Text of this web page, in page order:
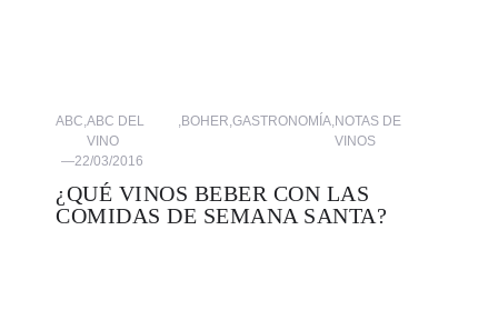
ABC ABC DEL
VINO
BOHER GASTRONOMÍA, NOTAS DE
VINOS
—22/03/2016
¿QUÉ VINOS BEBER CON LAS
COMIDAS DE SEMANA SANTA?